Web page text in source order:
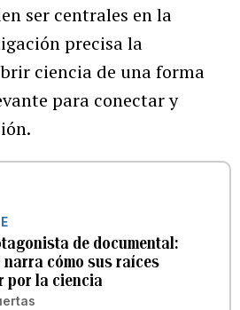
ser centrales en la
precisa la
ciencia de una forma
para conectar y
de documental:
narra cómo sus raíces
por la ciencia